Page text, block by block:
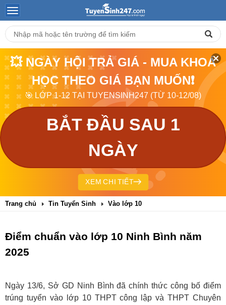
💥 NGÀY HỘI TRẢ GIÁ - MUA KHOÁ
HỌC THEO GIÁ BẠN MUỐN❗
🎯 LỚP 1-12 TẠI TUYENSINH247 (TỪ 10-12/08)
BẮT ĐẦU SAU 1
NGÀY
XEM CHI TIẾT
Trang chủ Tin Tuyển Sinh Vào lớp 10
Điểm chuẩn vào lớp 10 Ninh Bình năm
2025
Ngày 13/6, Sở GD Ninh Bình đã chính thức công bố điểm
trúng tuyển vào lớp 10 THPT công lập và THPT Chuyên